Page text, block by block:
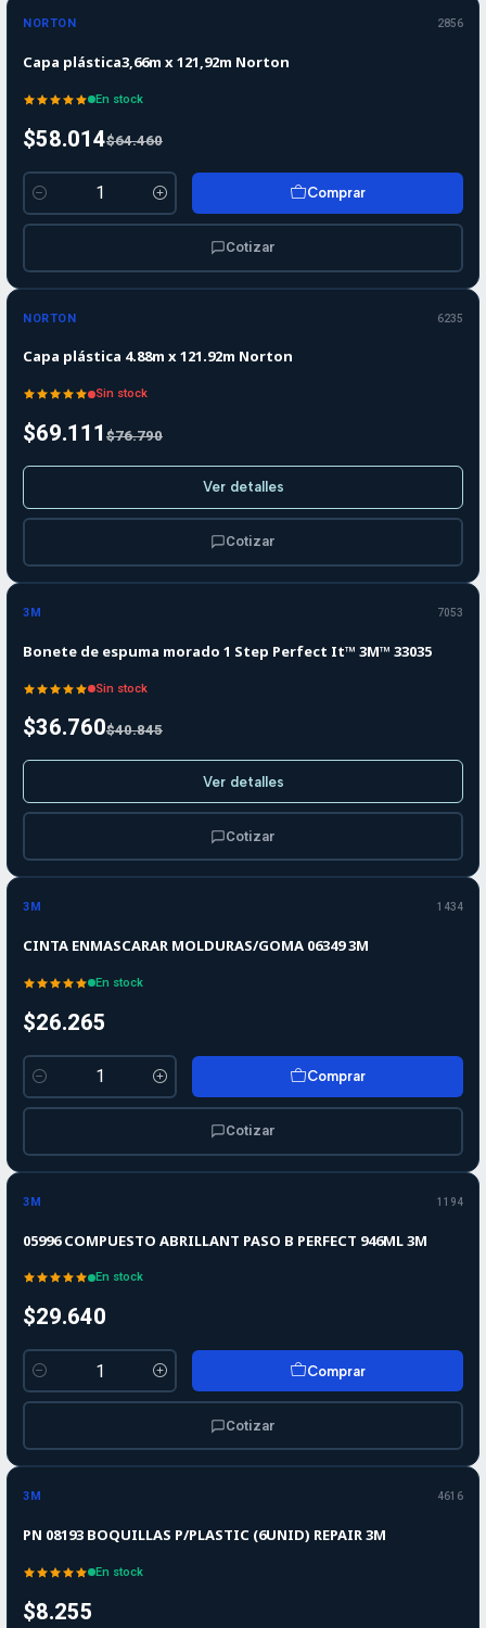
-10%OFF
NORTON 2856
Capa plástica3,66m x 121,92m Norton
En stock
$58.014$64.460
Cantidad
Comprar
Cotizar
-10%OFF
NORTON 6235
Capa plástica 4.88m x 121.92m Norton
Sin stock
$69.111 $76.790
Ver detalles
Cotizar
-10%
3M 7053
Bonete de espuma morado 1 Step Perfect It™ 3M™ 33035
Sin stock
$36.760$40.845
Ver detalles
Cotizar
3M 1434
CINTA ENMASCARAR MOLDURAS/GOMA 06349 3M
En stock
$26.265
Cantidad
Comprar
Cotizar
3M 1194
05996 COMPUESTO ABRILLANT PASO B PERFECT 946ML 3M
En stock
$29.640
Cantidad
Comprar
Cotizar
3M 4616
PN 08193 BOQUILLAS P/PLASTIC (6UNID) REPAIR 3M
En stock
$8.255